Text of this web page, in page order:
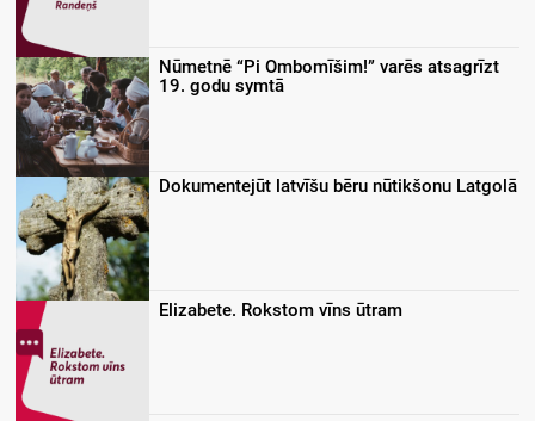
Nūmetnē “Pi Ombomīšim!” varēs atsagrīzt
19. godu symtā
Dokumentejūt latvīšu bēru nūtikšonu Latgolā
Elizabete. Rokstom vīns ūtram